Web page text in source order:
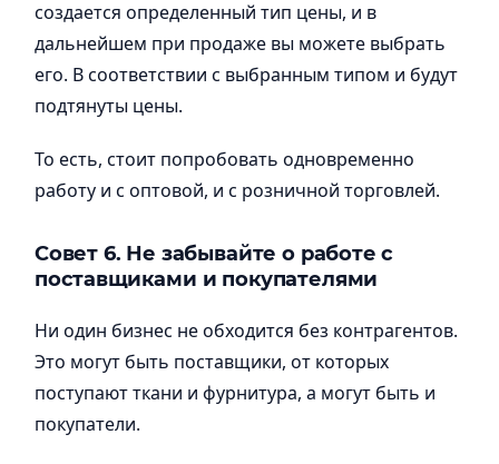
создается определенный тип цены, и в
дальнейшем при продаже вы можете выбрать
его. В соответствии с выбранным типом и будут
подтянуты цены.
То есть, стоит попробовать одновременно
работу и с оптовой, и с розничной торговлей.
Совет 6. Не забывайте о работе с
поставщиками и покупателями
Ни один бизнес не обходится без контрагентов.
Это могут быть поставщики, от которых
поступают ткани и фурнитура, а могут быть и
покупатели.